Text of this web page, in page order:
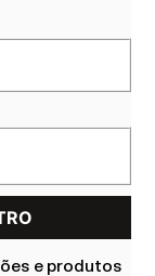
e produtos